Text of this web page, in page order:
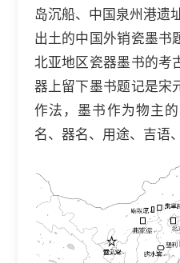
岛沉船、中国泉州港遗
出土的中国外销瓷墨书
北亚地区瓷器墨书的考
器上留下墨书题记是宋
作法，墨书作为物主
名、器名、用途、吉语